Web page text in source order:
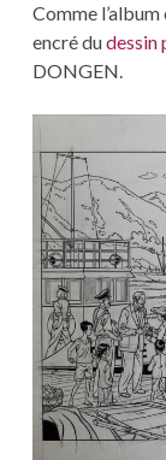
Comme
encré dudessin
DONGEN.